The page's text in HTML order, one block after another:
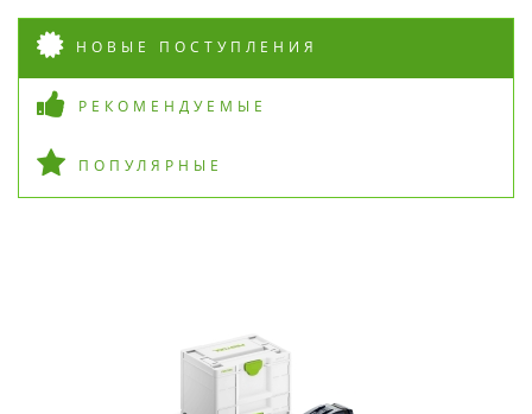
НОВЫЕ ПОСТУПЛЕНИЯ
РЕКОМЕНДУЕМЫЕ
ПОПУЛЯРНЫЕ